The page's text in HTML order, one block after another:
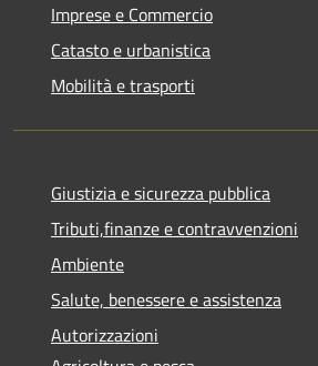
Imprese e Commercio
Catasto e urbanistica
Mobilità e trasporti
Giustizia e sicurezza pubblica
Tributi,finanze e contravvenzioni
Ambiente
Salute, benessere e assistenza
Autorizzazioni